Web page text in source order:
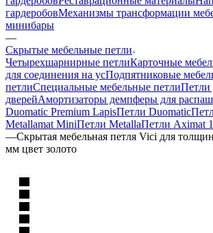
гардеробовМеханизмы трансформации
минибары
—
Скрытые мебельные петли
Четырехшарнирные петлиКарточные
для соединения на усПодпятниковые
петлиСпециальные мебельные петлиПетли
дверейАмортизаторы демпферы для
Duomatic Premium LapisПетли Duomatic
Metallamat MiniПетли MetallaПетли Aximat
—Скрытая мебельная петля Vici для
мм цвет золото